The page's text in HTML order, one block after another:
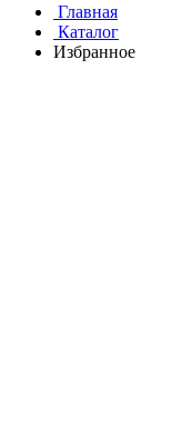
Главная
Каталог
Избранное